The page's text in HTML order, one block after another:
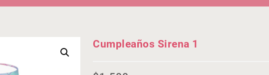
Cumpleaños Sirena 1